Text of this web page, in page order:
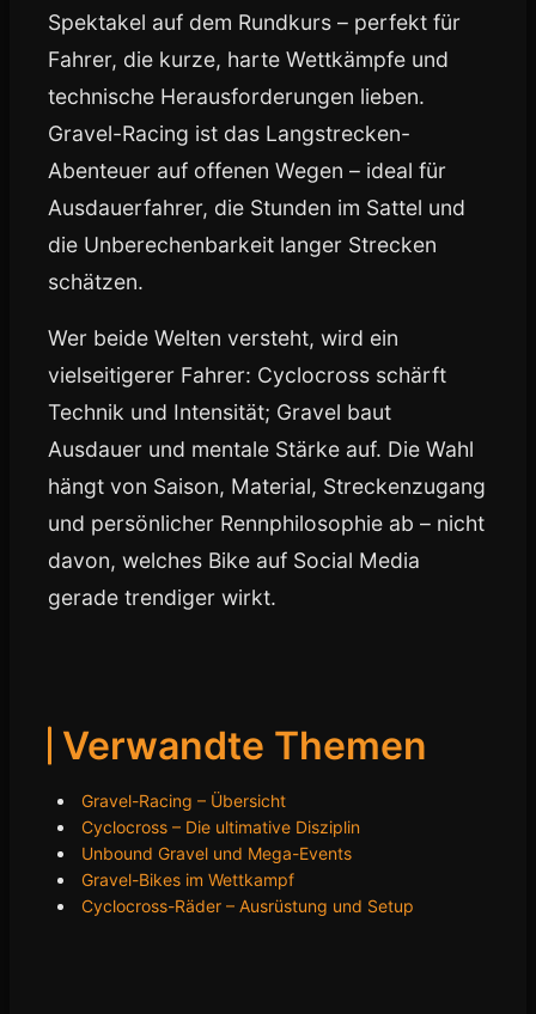
Spektakel auf dem Rundkurs – perfekt für
Fahrer, die kurze, harte Wettkämpfe und
technische Herausforderungen lieben.
Gravel-Racing ist das Langstrecken-
Abenteuer auf offenen Wegen – ideal für
Ausdauerfahrer, die Stunden im Sattel und
die Unberechenbarkeit langer Strecken
schätzen.
Wer beide Welten versteht, wird ein
vielseitigerer Fahrer: Cyclocross schärft
Technik und Intensität; Gravel baut
Ausdauer und mentale Stärke auf. Die Wahl
hängt von Saison, Material, Streckenzugang
und persönlicher Rennphilosophie ab – nicht
davon, welches Bike auf Social Media
gerade trendiger wirkt.
Verwandte Themen
Gravel-Racing – Übersicht
Cyclocross – Die ultimative Disziplin
Unbound Gravel und Mega-Events
Gravel-Bikes im Wettkampf
Cyclocross-Räder – Ausrüstung und Setup